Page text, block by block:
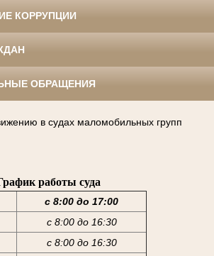
КОРРУПЦИИ
ОБРАЩЕНИЯ
в судах маломобильных групп
работы суда
с 8:00 до 17:00
с 8:00 до 16:30
с 8:00 до 16:30